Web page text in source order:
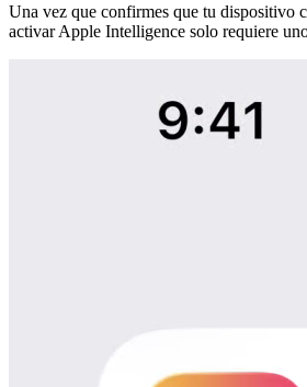
Una vez que confirmes que tu dispositivo
activar Apple Intelligence solo requiere